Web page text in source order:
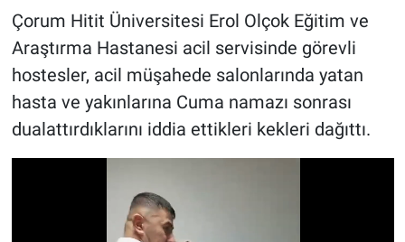
Çorum Hitit Üniversitesi Erol Olçok Eğitim ve
Araştırma Hastanesi acil servisinde görevli
hostesler, acil müşahede salonlarında yatan
hasta ve yakınlarına Cuma namazı sonrası
dualattırdıklarını iddia ettikleri kekleri dağıttı.
Kimdir
Koronavirüs
Kültür Sanat
Ne demişti